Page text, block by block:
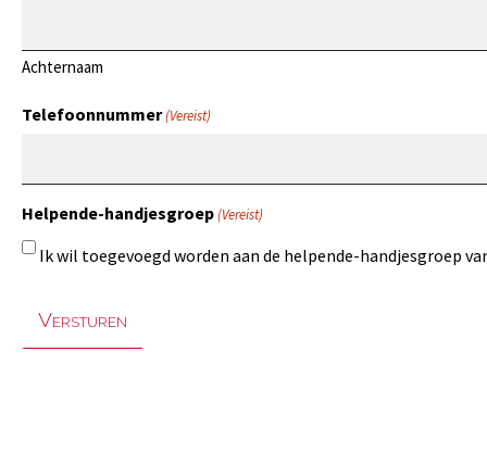
Achternaam
Telefoonnummer(Vereist)
Helpende-handjesgroep(Vereist)
Ik wil toegevoegd worden aan de helpende-handjesgroep